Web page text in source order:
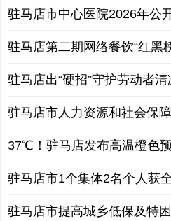
驻马店市中心医院2026年公
驻马店第二期网络餐饮“红黑
驻马店出“硬招”守护劳动者清
驻马店市人力资源和社会保
37℃！驻马店发布高温橙色
驻马店市1个集体2名个人获
驻马店市提高城乡低保及特